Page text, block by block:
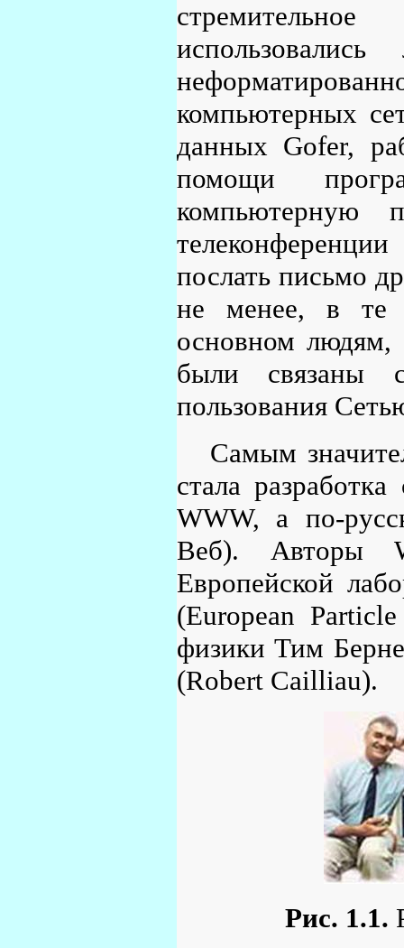
компьютерных
данных Gofer,
помощи
компьютерную
послать письмо
не менее, в те
основном людям,
были связаны
пользования
Самым
стала
WWW, а по-
Веб). Авторы
Европейской
(European
физики Тим
(Robert Cailliau).
Рис. 1.1.